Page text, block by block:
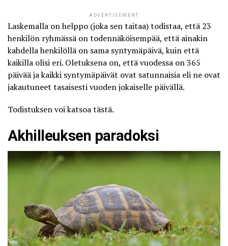
ADVERTISEMENT
Laskemalla on helppo (joka sen taitaa) todistaa, että 23
henkilön ryhmässä on todennäköisempää, että ainakin
kahdella henkilöllä on sama syntymäpäivä, kuin että
kaikilla olisi eri. Oletuksena on, että vuodessa on 365
päivää ja kaikki syntymäpäivät ovat satunnaisia eli ne ovat
jakautuneet tasaisesti vuoden jokaiselle päivällä.
Todistuksen voi katsoatästä.
Akhilleuksen paradoksi